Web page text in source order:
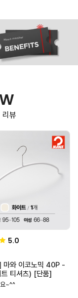
리뷰
5.0
마와 이코노믹 40P -
트 티셔츠) [단품]
~^^